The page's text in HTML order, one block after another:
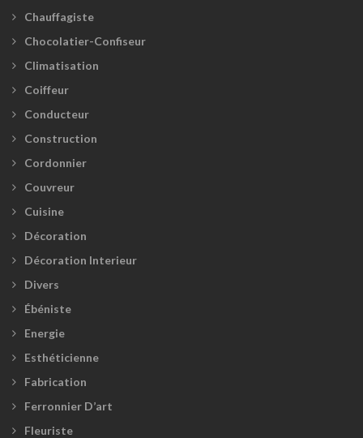
Chauffagiste
Chocolatier-Confiseur
Climatisation
Coiffeur
Conducteur
Construction
Cordonnier
Couvreur
Cuisine
Décoration
Décoration Interieur
Divers
Ébéniste
Energie
Esthéticienne
Fabrication
Ferronnier D’art
Fleuriste